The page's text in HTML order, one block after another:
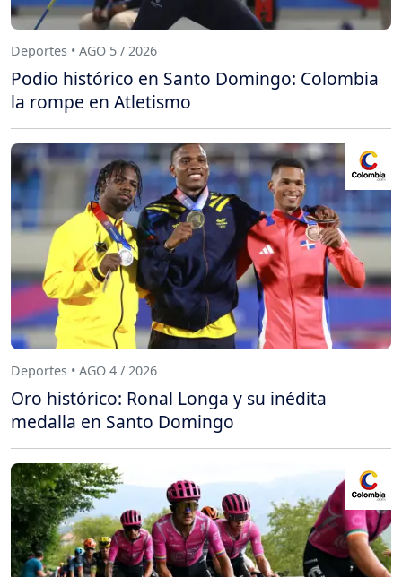
Deportes • AGO 5 / 2026
Podio histórico en Santo Domingo: Colombia
la rompe en Atletismo
Deportes • AGO 4 / 2026
Oro histórico: Ronal Longa y su inédita
medalla en Santo Domingo